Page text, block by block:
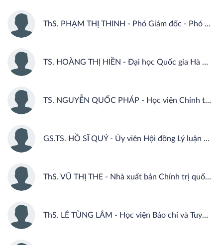
ThS. PHẠM THỊ THINH - Phó Giám đốc - Phó Tổng Biên tập Nhà xuất bản Chính trị quốc gia Sự thật.
TS. HOÀNG THỊ HIỀN - Đại học Quốc gia Hà Nội
TS. NGUYỄN QUỐC PHÁP - Học viện Chính trị khu vực I
GS.TS. HỒ SĨ QUÝ - Ủy viên Hội đồng Lý luận Trung ương, Viện Hàn lâm Khoa học xã hội Việt Nam
ThS. VŨ THỊ THE - Nhà xuất bản Chính trị quốc gia Sự thật
ThS. LÊ TÙNG LÂM - Học viện Báo chí và Tuyên truyền